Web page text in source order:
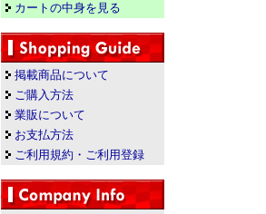
カートの中身を見る
掲載商品について
ご購入方法
業販について
お支払方法
ご利用規約・ご利用登録